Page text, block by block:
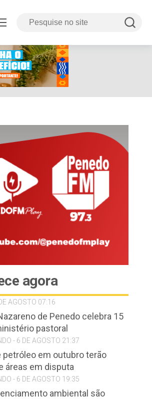
agora
AGOSTO 07:16
de Penedo celebra 15
pastoral
- 6 DE AGOSTO 21:37
petróleo em outubro terão
áreas em disputa
- 6 DE AGOSTO 19:35
ambiental são